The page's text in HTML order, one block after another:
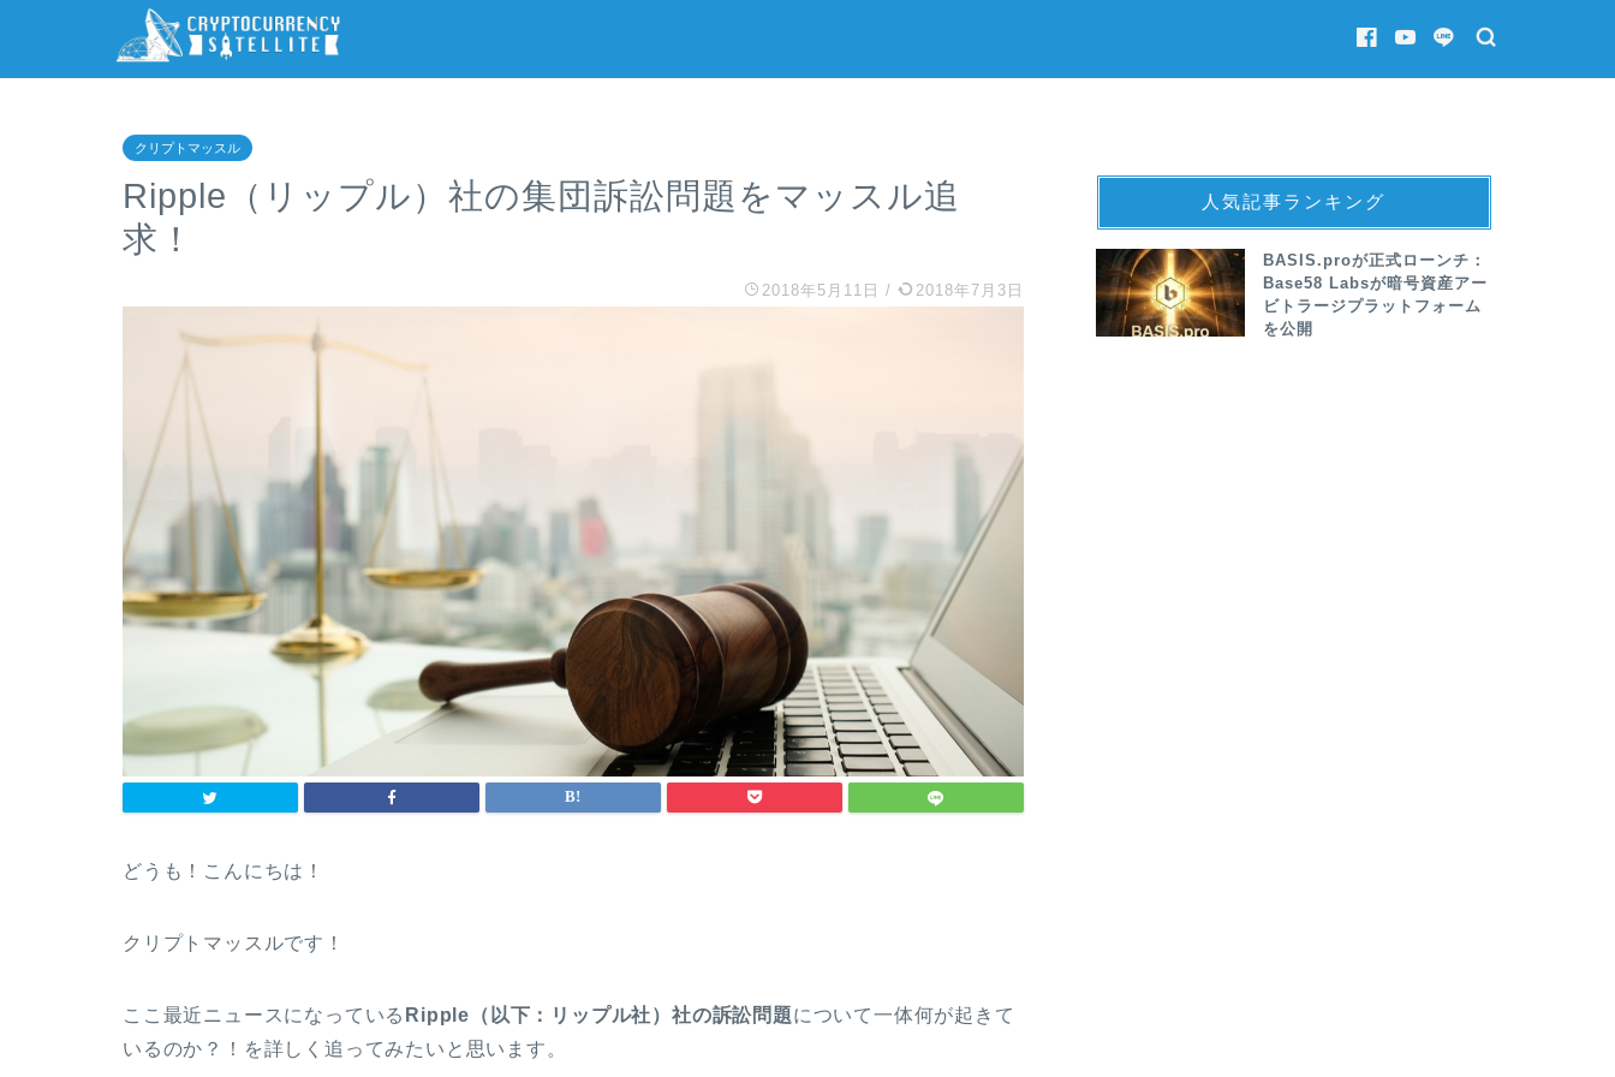
クリプトマッスル
Ripple（リップル）社の集団訴訟問題をマッスル追
求！
2018年5月11日 / 2018年7月3日
どうも！こんにちは！
クリプトマッスルです！
ここ最近ニュースになっている Ripple（以下：リップル社）社の訴訟問題について一体何が起きて
いるのか？！を詳しく追ってみたいと思います。
人気記事ランキング
BASIS.proが正式ローンチ：
Base58 Labsが暗号資産アー
ビトラージプラットフォーム
を公開